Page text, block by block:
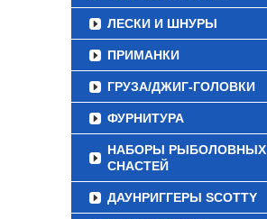
ЛЕСКИ И ШНУРЫ
ПРИМАНКИ
ГРУЗА/ДЖИГ-ГОЛОВКИ
ФУРНИТУРА
НАБОРЫ РЫБОЛОВНЫХ
СНАСТЕЙ
ДАУНРИГГЕРЫ SCOTTY